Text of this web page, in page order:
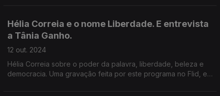
Hélia Correia e o nome Liberdade. E entrevista
a Tânia Ganho.
12 out. 2024
Hélia Correia sobre o poder da palavra, liberdade, beleza e
democracia. Uma gravação feita por este programa no Flid, em